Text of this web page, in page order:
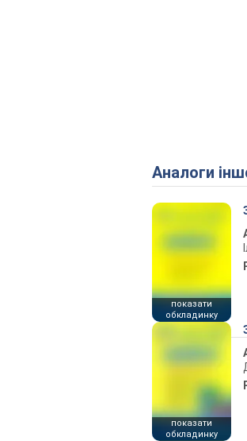
Аналоги
показати
обкладинку
показати
обкладинку